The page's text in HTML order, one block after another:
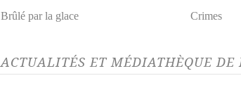
Brûlé par la glace Crimes
ACTUALITÉS ET MÉDIATHÈQUE DE